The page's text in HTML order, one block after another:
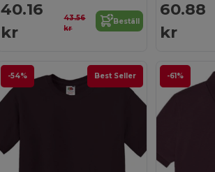
40.16
kr
43.56
kr
Beställ
60.88
kr
-54% Best Seller -61%